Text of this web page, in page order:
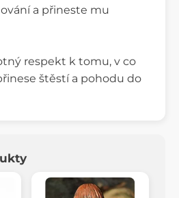
a přineste mu
respekt k tomu, v co
štěstí a pohodu do